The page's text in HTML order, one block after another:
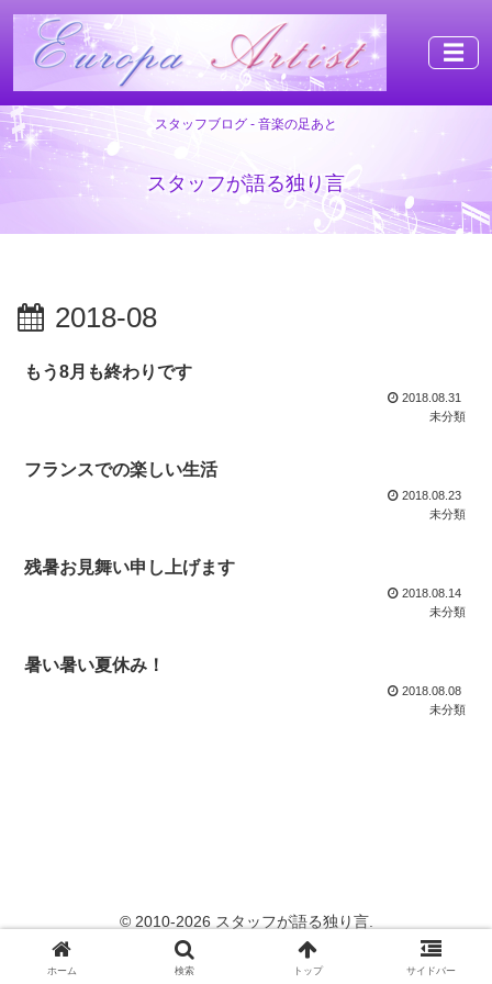
☰
スタッフブログ - 音楽の足あと
スタッフが語る独り言
2018-08
もう8月も終わりです
2018.08.31
未分類
フランスでの楽しい生活
2018.08.23
未分類
残暑お見舞い申し上げます
2018.08.14
未分類
暑い暑い夏休み！
2018.08.08
未分類
© 2010-2026 スタッフが語る独り言.
ホーム 検索 トップ サイドバー